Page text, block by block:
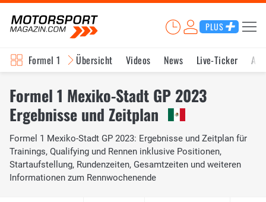
PLUS
Formel 1 Übersicht Videos News Live-Ticker
Formel 1 Mexiko-Stadt GP 2023
Ergebnisse und Zeitplan
Formel 1 Mexiko-Stadt GP 2023: Ergebnisse und Zeitplan für
Trainings, Qualifying und Rennen inklusive Positionen,
Startaufstellung, Rundenzeiten, Gesamtzeiten und weiteren
Informationen zum Rennwochenende